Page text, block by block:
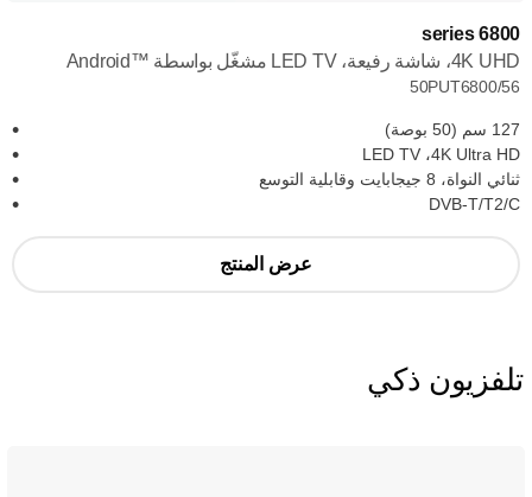
6800 series
4K UHD، شاشة رفيعة، LED TV مشغّل بواسطة Android™‎
50PUT6800/56
127 سم (50 بوصة)
4K Ultra HD، ‏LED TV
ثنائي النواة، 8 جيجابايت وقابلية التوسع
DVB-T/T2/C
عرض المنتج
تلفزيون ذكي